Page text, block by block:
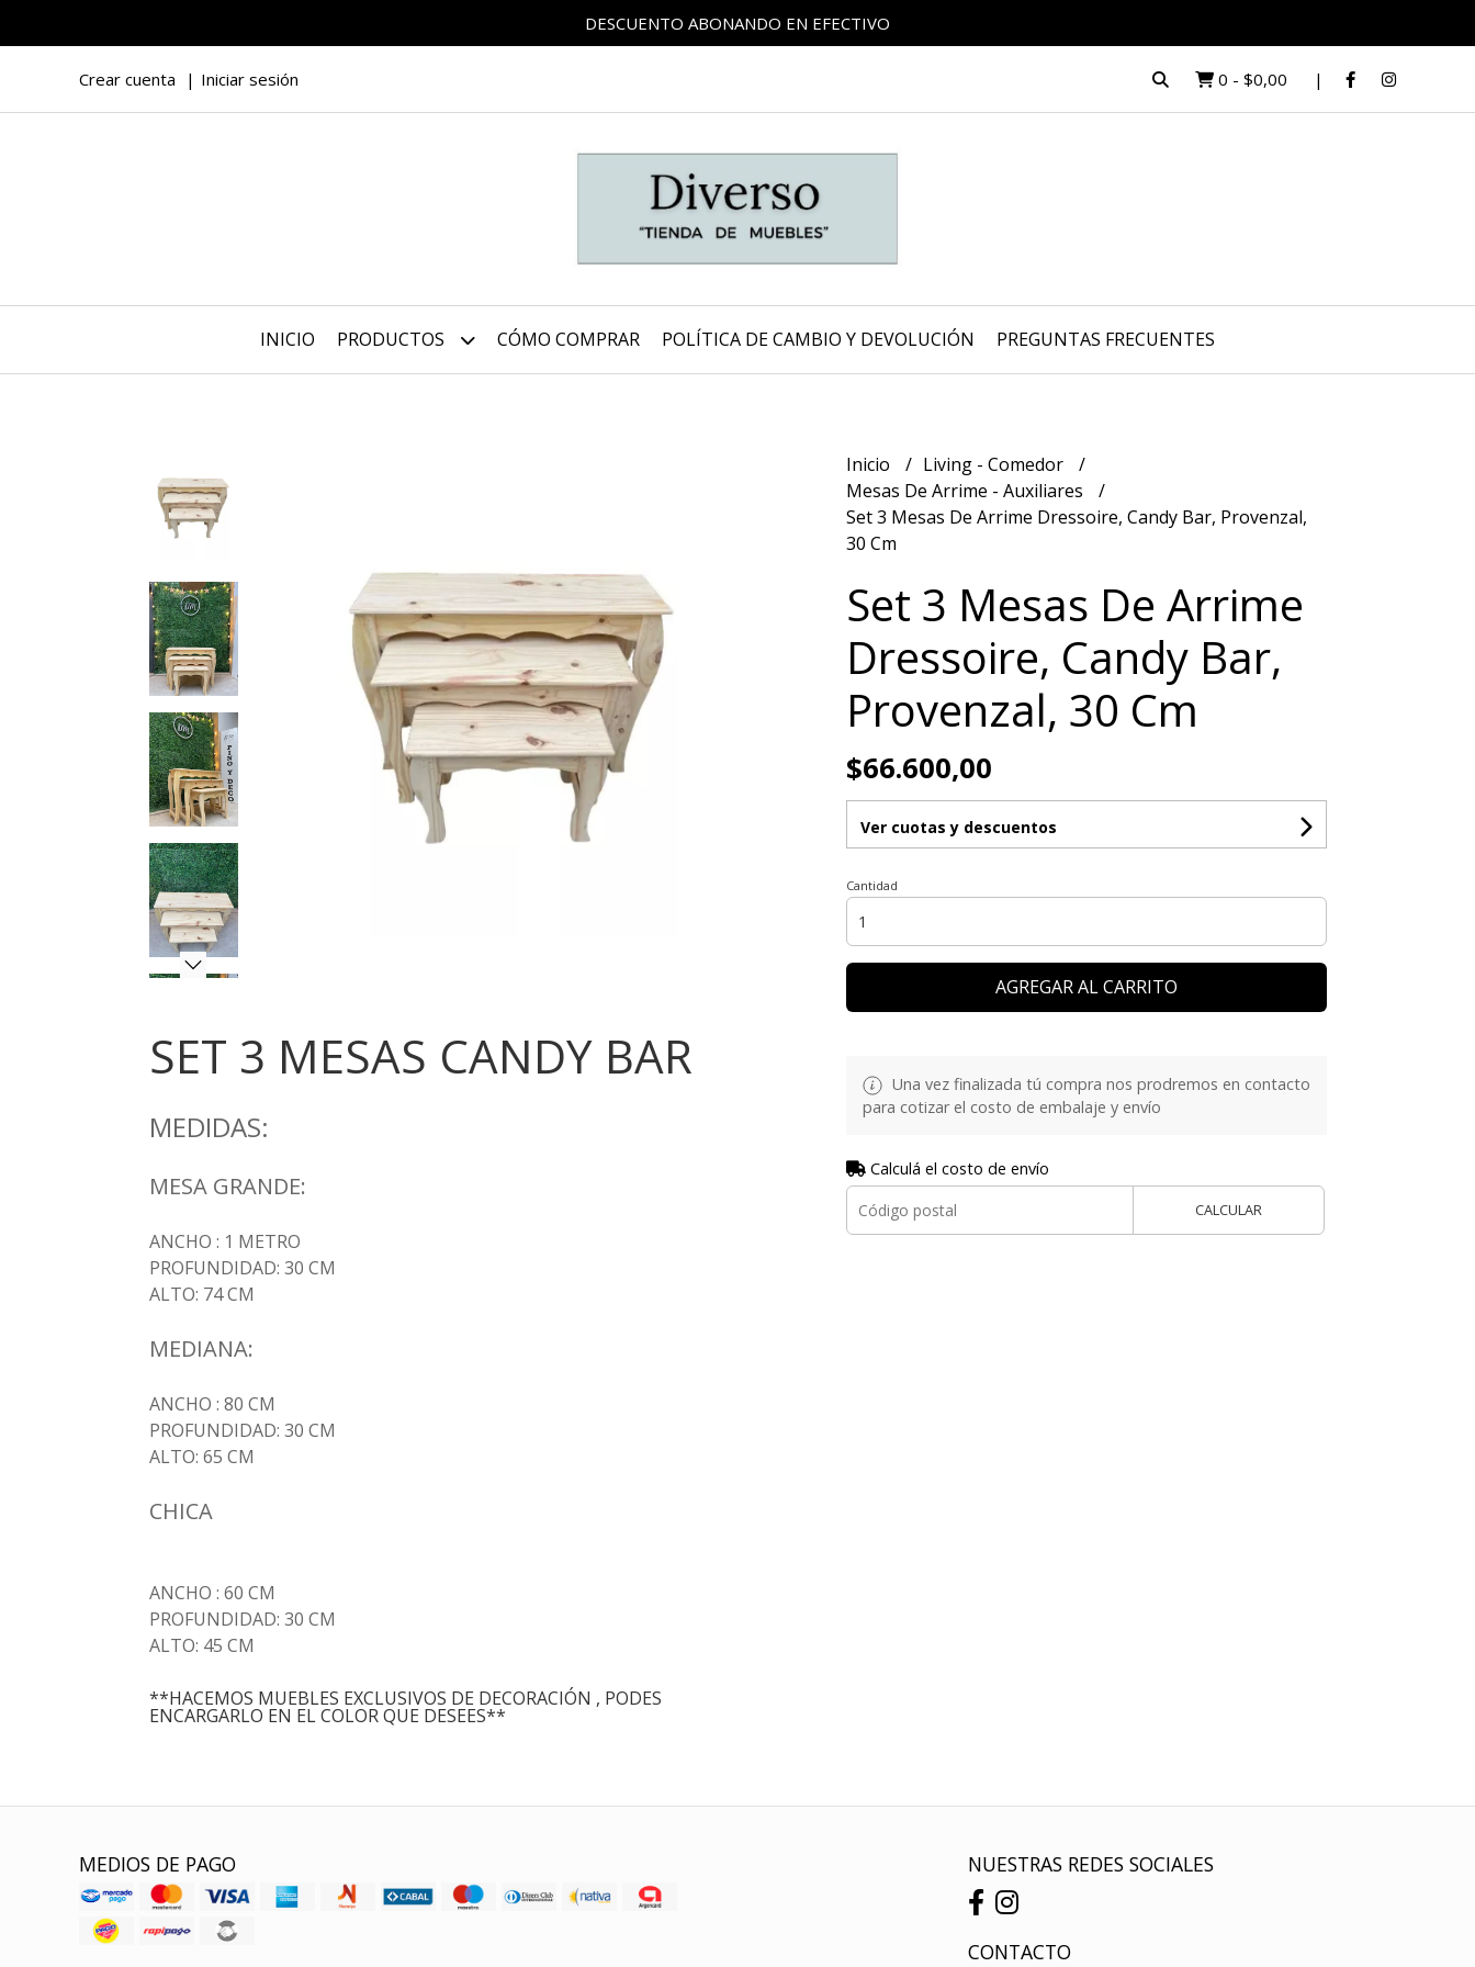
DESCUENTO ABONANDO EN EFECTIVO
Crear cuenta Iniciar sesión 0 - $0,00
INICIO PRODUCTOS CÓMO COMPRAR POLÍTICA DE CAMBIO Y DEVOLUCIÓN PREGUNTAS FRECUENTES
SET 3 MESAS CANDY BAR
MEDIDAS:
MESA GRANDE:
ANCHO : 1 METRO
PROFUNDIDAD: 30 CM
ALTO: 74 CM
MEDIANA:
ANCHO : 80 CM
PROFUNDIDAD: 30 CM
ALTO: 65 CM
CHICA
ANCHO : 60 CM
PROFUNDIDAD: 30 CM
ALTO: 45 CM
**HACEMOS MUEBLES EXCLUSIVOS DE DECORACIÓN , PODES
ENCARGARLO EN EL COLOR QUE DESEES**
Inicio
Living - Comedor
Mesas De Arrime - Auxiliares
Set 3 Mesas De Arrime Dressoire, Candy Bar, Provenzal,
30 Cm
Set 3 Mesas De Arrime
Dressoire, Candy Bar,
Provenzal, 30 Cm
$66.600,00
Ver cuotas y descuentos
Cantidad
AGREGAR AL CARRITO
Una vez finalizada tú compra nos prodremos en contacto
para cotizar el costo de embalaje y envío
Calculá el costo de envío
CALCULAR
MEDIOS DE PAGO NUESTRAS REDES SOCIALES
CONTACTO